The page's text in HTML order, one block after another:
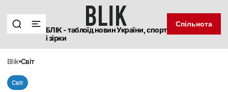
БЛІК - таблоїд новин України, спорт
і зірки
Спільнота
blik світ
Світ